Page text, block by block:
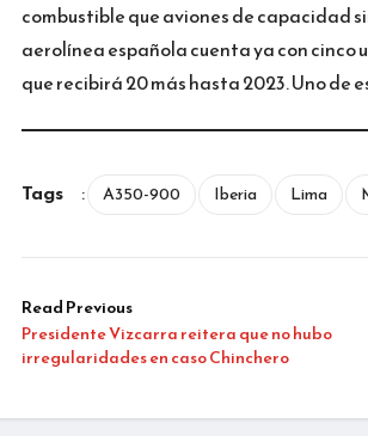
combustible que aviones de capacidad
aerolínea española cuenta ya con cinco
que recibirá 20 más hasta 2023. Uno de
Tags : A350-900 Iberia Lima
Read Previous
Presidente Vizcarra reitera que no hubo
irregularidades en caso Chinchero